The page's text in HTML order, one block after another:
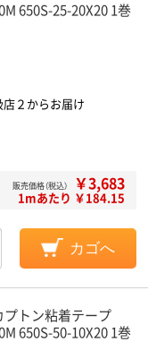
650S-25-20X20 1巻
２からお届け
販売価格（税込） ￥3,683
1mあたり ￥184.15
カゴへ
プトン粘着テープ
650S-50-10X20 1巻